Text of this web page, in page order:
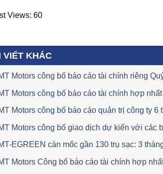
Views: 60
VIẾT KHÁC
Motors công bố báo cáo tài chính riêng
Motors công bố báo cáo tài chính hợp
Motors công bố báo cáo quản trị công ty 6
Motors công bố giao dịch dự kiến với các
EGREEN cán mốc gần 130 trụ sạc: 3
Motors Công bố báo cáo tài chính hợp